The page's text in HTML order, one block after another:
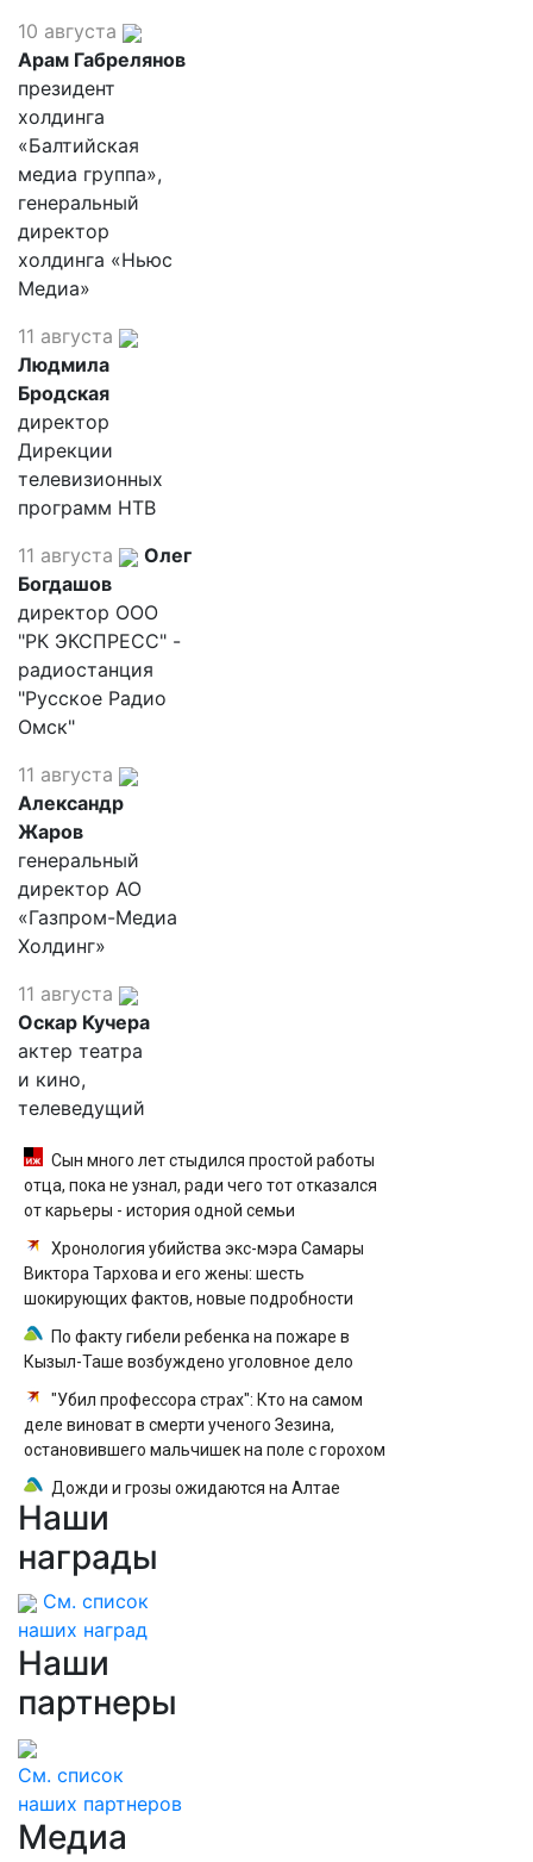
10 августа
Арам Габрелянов
президент
холдинга
«Балтийская
медиа группа»,
генеральный
директор
холдинга «Ньюс
Медиа»
11 августа
Людмила
Бродская
директор
Дирекции
телевизионных
программ НТВ
11 августа
Олег
Богдашов
директор ООО
"РК ЭКСПРЕСС" -
радиостанция
"Русское Радио
Омск"
11 августа
Александр
Жаров
генеральный
директор АО
«Газпром-Медиа
Холдинг»
11 августа
Оскар Кучера
актер театра
и кино,
телеведущий
Сын много лет стыдился простой работы
отца, пока не узнал, ради чего тот отказался
от карьеры - история одной семьи
Хронология убийства экс-мэра Самары
Виктора Тархова и его жены: шесть
шокирующих фактов, новые подробности
По факту гибели ребенка на пожаре в
Кызыл-Таше возбуждено уголовное дело
"Убил профессора страх": Кто на самом
деле виноват в смерти ученого Зезина,
остановившего мальчишек на поле с горохом
Дожди и грозы ожидаются на Алтае
Наши
награды
См. список
наших наград
Наши
партнеры
См. список
наших партнеров
Медиа